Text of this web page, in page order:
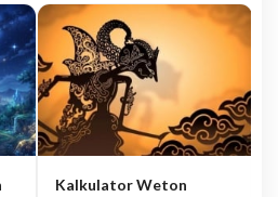
Kalkulator Weton